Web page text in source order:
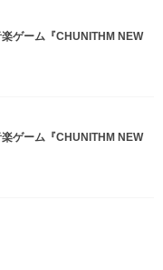
ゲーム『CHUNITHM NEW
ゲーム『CHUNITHM NEW